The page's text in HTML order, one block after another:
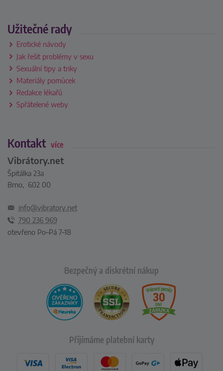
Užitečné rady
Erotické návody
Jak řešit problémy v sexu
Sexuální tipy a triky
Materiály pomůcek
Redakce lékařů
Spřátelené weby
Kontakt více
Vibrátory.net
Špitálka 23a
Brno, 602 00
info@vibratory.net
790 236 969
otevřeno Po–Pá 7–18
Bezpečný a diskrétní nákup
Přijímáme platební karty